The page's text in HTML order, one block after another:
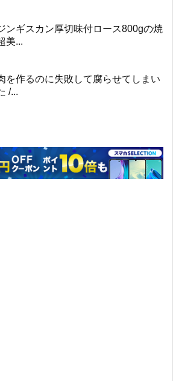
ンギスカン厚切味付ロース800gの焼
美...
を作るのに失敗して腐らせてしまい
/...